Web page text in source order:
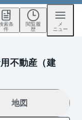
索条
件
閲覧履
歴
メ
ニュー
不動産（建
地図